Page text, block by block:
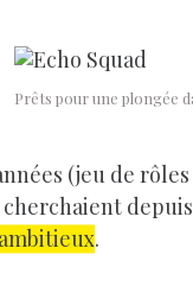
Prêts pour une plongée
(jeu de
.